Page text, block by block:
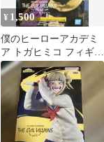
¥ 1,500
僕のヒーローアカデミ
ア トガヒミコ フィギュ
ア